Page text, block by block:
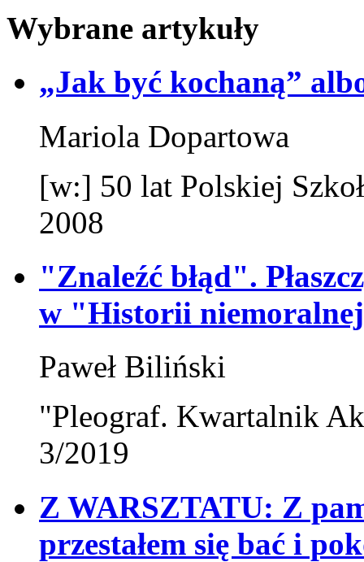
Wybrane artykuły
„Jak być kochaną”
Mariola Dopartowa
[w:] 50 lat Polskiej
2008
"Znaleźć błąd".
w "Historii
Paweł Biliński
"Pleograf. Kwartalnik
3/2019
Z WARSZTATU: Z
przestałem się bać i